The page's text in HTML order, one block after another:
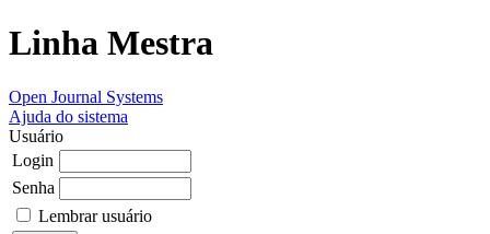
Linha Mestra
Open Journal Systems
Ajuda do sistema
Usuário
Login
Senha
Lembrar usuário